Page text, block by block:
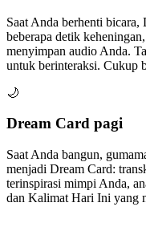
Saat Anda berhenti
beberapa detik
menyimpan audio Anda.
untuk berinteraksi. Cukup
🌙
Dream Card pagi
Saat Anda bangun,
menjadi Dream Card:
terinspirasi mimpi Anda,
dan Kalimat Hari Ini yang